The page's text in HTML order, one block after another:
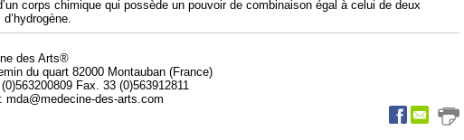
corps chimique qui possède un pouvoir de combinaison égal à celui de deux
des Arts®
du quart 82000 Montauban (France)
Fax. 33 (0)563912811
mda@medecine-des-arts.com